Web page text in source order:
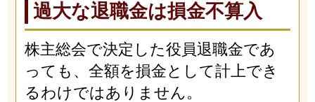
過大な退職金は損金不算入
株主総会で決定した役員退職金であ
っても、全額を損金として計上でき
るわけではありません。